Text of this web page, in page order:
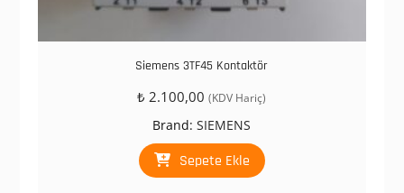
Siemens 3TF45 Kontaktör
₺ 2.100,00 (KDV Hariç)
Brand:SIEMENS
Sepete Ekle